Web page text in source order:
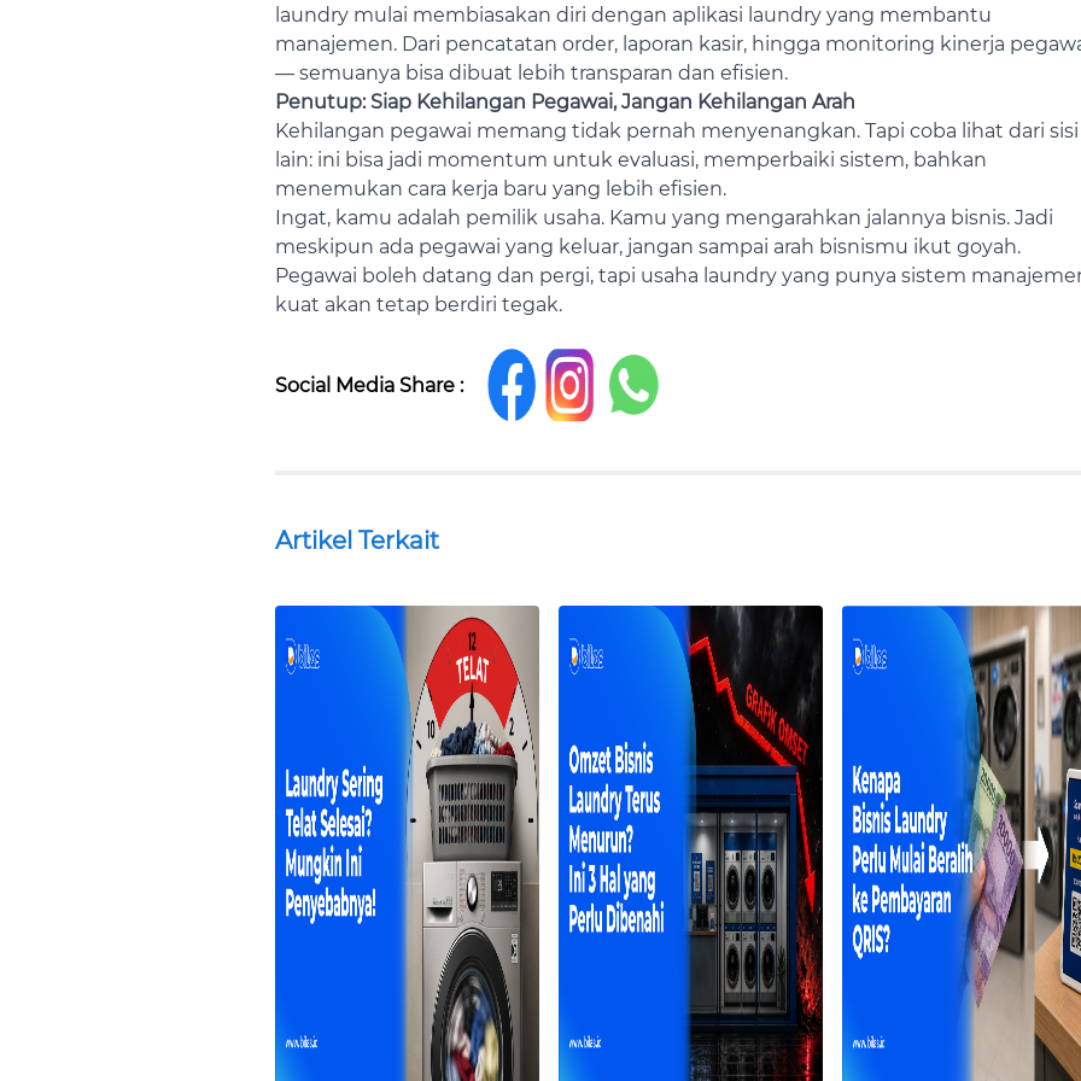
laundry mulai membiasakan diri dengan aplikasi laundry yang membantu
manajemen. Dari pencatatan order, laporan kasir, hingga monitoring kinerja
— semuanya bisa dibuat lebih transparan dan efisien.
Penutup: Siap Kehilangan Pegawai, Jangan Kehilangan Arah
Kehilangan pegawai memang tidak pernah menyenangkan. Tapi coba lihat dari sisi
lain: ini bisa jadi momentum untuk evaluasi, memperbaiki sistem, bahkan
menemukan cara kerja baru yang lebih efisien.
Ingat, kamu adalah pemilik usaha. Kamu yang mengarahkan jalannya bisnis. Jadi
meskipun ada pegawai yang keluar, jangan sampai arah bisnismu ikut goyah.
Pegawai boleh datang dan pergi, tapi usaha laundry yang punya sistem
kuat akan tetap berdiri tegak.
Social Media Share :
Artikel Terkait